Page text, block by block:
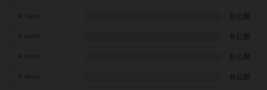
7点の人 - 非公開
- 非公開
- 非公開
- 非公開